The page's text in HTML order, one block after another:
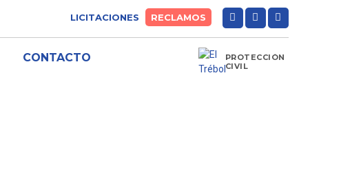
LICITACIONES RECLAMOS
CONTACTO
PROTECCIÓN
CIVIL